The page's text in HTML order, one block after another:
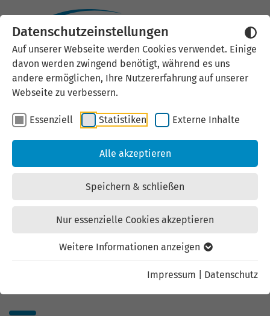
Datenschutzeinstellungen
Auf unserer Webseite werden Cookies verwendet. Einige
davon werden zwingend benötigt, während es uns
andere ermöglichen, Ihre Nutzererfahrung auf unserer
Webseite zu verbessern.
Essenziell Statistiken Externe Inhalte
Alle akzeptieren
Speichern & schließen
Nur essenzielle Cookies akzeptieren
Weitere Informationen anzeigen
Impressum Datenschutz
Externen Inhalt laden
Wir verwenden auf unserer
Website externe Inhalte, um Ihnen
zusätzliche Informationen
anzubieten. Einige externe Inhalte
(z.B. Google Maps, Youtube)
können persönliche Daten (z.B. IP-
Mit der Bestätigung erklären Sie